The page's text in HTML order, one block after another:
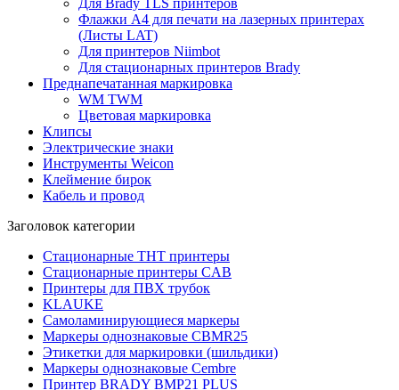
Для Brady TLS принтеров
Флажки A4 для печати на лазерных принтерах
(Листы LAT)
Для принтеров Niimbot
Для стационарных принтеров Brady
Преднапечатанная маркировка
WM TWM
Цветовая маркировка
Клипсы
Электрические знаки
Инструменты Weicon
Клеймение бирок
Кабель и провод
Заголовок категории
Стационарные THT принтеры
Стационарные принтеры CAB
Принтеры для ПВХ трубок
KLAUKE
Самоламинирующиеся маркеры
Маркеры однознаковые CBMR25
Этикетки для маркировки (шильдики)
Маркеры однознаковые Cembre
Принтер BRADY BMP21 PLUS